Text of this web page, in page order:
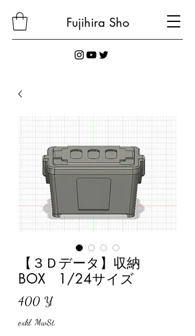
Fujihira Sho
【３Ｄデータ】収納
BOX 1/24サイズ
400 ¥Preis
exkl. MwSt.